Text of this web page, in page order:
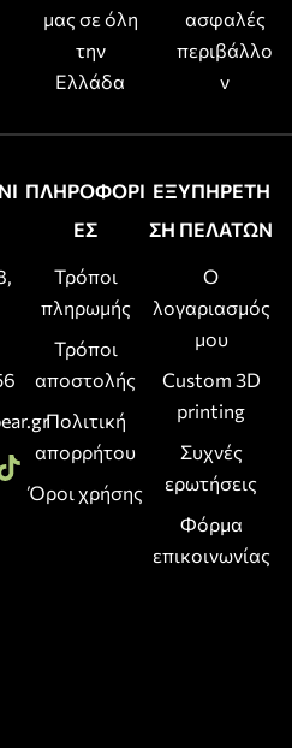
μας σε όλη
την
Ελλάδα
ασφαλές
περιβάλλο
ν
ΠΛΗΡΟΦΟΡΙ
ΕΣ
Τρόποι
πληρωμής
Τρόποι
αποστολής
Πολιτική
απορρήτου
Όροι χρήσης
ΕΞΥΠΗΡΕΤΗ
ΣΗ ΠΕΛΑΤΩΝ
Ο
λογαριασμός
μου
Custom 3D
printing
Συχνές
ερωτήσεις
Φόρμα
επικοινωνίας